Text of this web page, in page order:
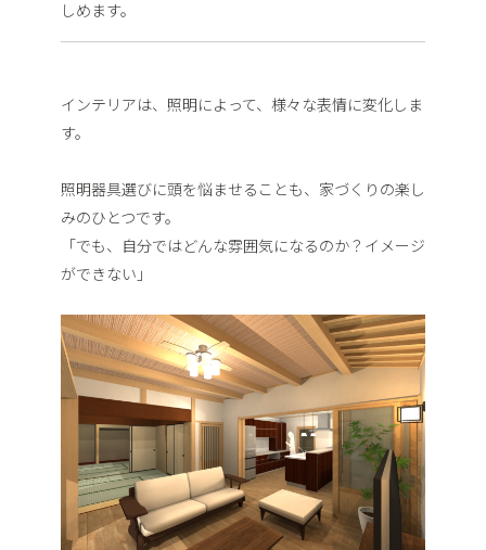
しめます。
インテリアは、照明によって、様々な表情に変化しま
す。
照明器具選びに頭を悩ませることも、家づくりの楽し
みのひとつです。
「でも、自分ではどんな雰囲気になるのか？イメージ
ができない」